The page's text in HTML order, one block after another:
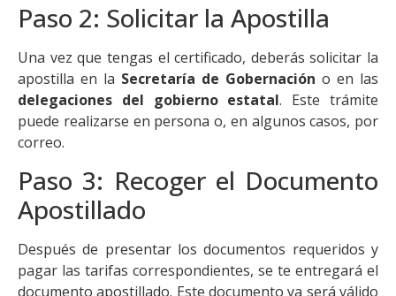
Paso 2: Solicitar la Apostilla
Una vez que tengas el certificado, deberás solicitar la
apostilla en la Secretaría de Gobernación o en las
delegaciones del gobierno estatal. Este trámite
puede realizarse en persona o, en algunos casos, por
correo.
Paso 3: Recoger el Documento
Apostillado
Después de presentar los documentos requeridos y
pagar las tarifas correspondientes, se te entregará el
documento apostillado. Este documento ya será válido